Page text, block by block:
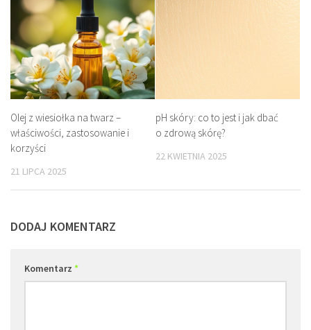
Olej z wiesiołka na twarz –
właściwości, zastosowanie i
korzyści
21 LIPCA 2025
pH skóry: co to jest i jak dbać
o zdrową skórę?
22 KWIETNIA 2025
DODAJ KOMENTARZ
Komentarz *